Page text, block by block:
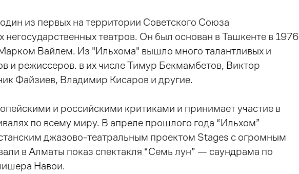
из первых на территории Советского Союза
негосударственных театров. Он был основан в Ташкенте в 1976
Вайлем. Из "Ильхома" вышло много талантливых и
и режиссеров. в их числе Тимур Бекмамбетов, Виктор
Файзиев, Владимир Кисаров и другие.
и российскими критиками и принимает участие в
по всему миру. В апреле прошлого года “Ильхом”
джазово-театральным проектом Stages с огромным
в Алматы показ спектакля “Семь лун” — саундрама по
Навои.